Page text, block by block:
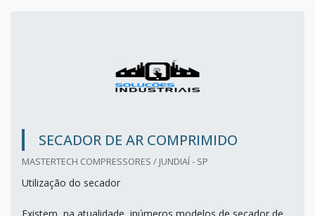
SECADOR DE AR COMPRIMIDO
MASTERTECH COMPRESSORES / JUNDIAÍ - SP
Utilização do secador